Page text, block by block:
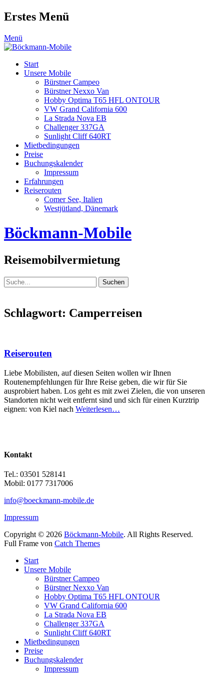
Erstes Menü
Zum
Inhalt:
Menü
Start
Unsere Mobile
Bürstner Campeo
Bürstner Nexxo Van
Hobby Optima T65 HFL ONTOUR
VW Grand California 600
La Strada Nova EB
Challenger 337GA
Sunlight Cliff 640RT
Mietbedingungen
Preise
Buchungskalender
Impressum
Erfahrungen
Reiserouten
Comer See, Italien
Westjütland, Dänemark
Toggle
Böckmann-Mobile
Reisemobilvermietung
Suche
für:
Schlagwort: Camperreisen
Reiserouten
Liebe Mobilisten, auf diesen Seiten wollen wir Ihnen
Routenempfehlungen für Ihre Reise geben, die wir für Sie
ausprobiert haben. Los geht es mit zwei Zielen, die von unseren
Standorten nicht weit entfernt sind und sich für einen Kurztrip
eignen: von Kiel nach Weiterlesen…
Kontakt
Tel.: 03501 528141
Mobil: 0177 7317006
info@boeckmann-mobile.de
Impressum
Copyright © 2026 Böckmann-Mobile. All Rights Reserved.
Full Frame von Catch Themes
oben
Start
Unsere Mobile
Bürstner Campeo
Bürstner Nexxo Van
Hobby Optima T65 HFL ONTOUR
VW Grand California 600
La Strada Nova EB
Challenger 337GA
Sunlight Cliff 640RT
Mietbedingungen
Preise
Buchungskalender
Impressum